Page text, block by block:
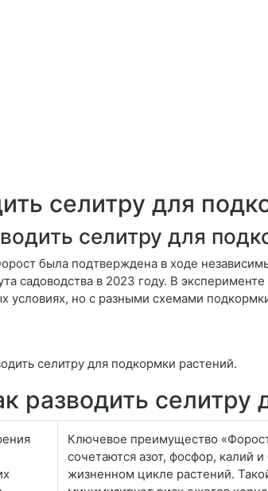
селитру для
селитру для
была подтверждена в ходе
садоводства в 2023 году. В
но с разными схемами
селитру для подкормки растений.
разводить селитру
Ключевое преимущество
сочетаются азот, фосфор, калий
жизненном цикле растений.